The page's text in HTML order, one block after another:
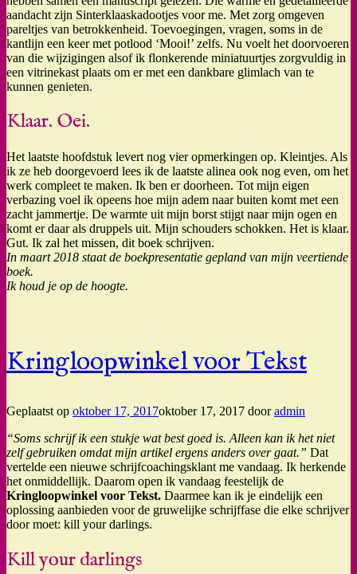
aandacht zijn Sinterklaaskadootjes voor me. Met zorg omgeven
pareltjes van betrokkenheid. Toevoegingen, vragen, soms in de
kantlijn een keer met potlood ‘Mooi!’ zelfs. Nu voelt het doorvoeren
van die wijzigingen alsof ik flonkerende miniatuurtjes zorgvuldig in
een vitrinekast plaats om er met een dankbare glimlach van te
kunnen genieten.
Klaar. Oei.
Het laatste hoofdstuk levert nog vier opmerkingen op. Kleintjes. Als
ik ze heb doorgevoerd lees ik de laatste alinea ook nog even, om het
werk compleet te maken. Ik ben er doorheen. Tot mijn eigen
verbazing voel ik opeens hoe mijn adem naar buiten komt met een
zacht jammertje. De warmte uit mijn borst stijgt naar mijn ogen en
komt er daar als druppels uit. Mijn schouders schokken. Het is klaar.
Gut. Ik zal het missen, dit boek schrijven.
In maart 2018 staat de boekpresentatie gepland van mijn veertiende
boek.
Ik houd je op de hoogte.
Kringloopwinkel voor Tekst
Geplaatst op oktober 17, 2017oktober 17, 2017 dooradmin
“Soms schrijf ik een stukje wat best goed is. Alleen kan ik het niet
zelf gebruiken omdat mijn artikel ergens anders over gaat.” Dat
vertelde een nieuwe schrijfcoachingsklant me vandaag. Ik herkende
het onmiddellijk. Daarom open ik vandaag feestelijk de
Kringloopwinkel voor Tekst. Daarmee kan ik je eindelijk een
oplossing aanbieden voor de gruwelijke schrijffase die elke schrijver
door moet: kill your darlings.
Kill your darlings